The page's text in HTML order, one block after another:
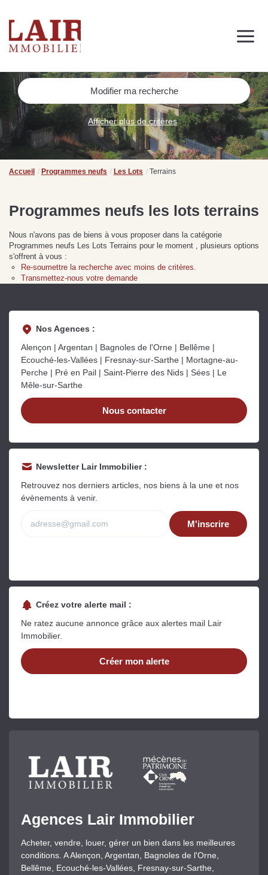
Immobilier
Nous découvrir
Nos services
Contact
Nos actualités
SUIVEZ-NOUS SUR LES RÉSEAUX SOCIAUX
NOS CONSEILS IMMO
pour vous accompagner dans vos projets
Procéder à des travaux
d’isolation à Fresnay-sur-
Sarthe pour booster sa
vente
Se passer d’une
Bagnoles-de-l’Orne :
conséquences ?
Gratuit
Estimez votre bien en ligne.
Rapide et gratuit, recevez votre estimation
en quelques clics.
Estimer mon bien maintenant
Modifier ma recherche
Afficher plus de critères
Accueil Programmes neufs Les Lots Terrains
Programmes neufs les lots terrains
Nous n'avons pas de biens à vous proposer dans la catégorie
Programmes neufs Les Lots Terrains pour le moment , plusieurs options
s'offrent à vous :
Re-soumettre la recherche avec moins de critères.
Transmettez-nous votre demande
Nos Agences :
Alençon | Argentan | Bagnoles de l'Orne | Bellême |
Ecouché-les-Vallées | Fresnay-sur-Sarthe | Mortagne-au-
Perche | Pré en Pail | Saint-Pierre des Nids | Sées | Le
Mêle-sur-Sarthe
Nous contacter
Newsletter Lair Immobilier :
Retrouvez nos derniers articles, nos biens à la une et nos
évènements à venir.
M'inscrire
Créez votre alerte mail :
Ne ratez aucune annonce grâce aux alertes mail Lair
Immobilier.
Créer mon alerte
Agences Lair Immobilier
Acheter, vendre, louer, gérer un bien dans les meilleures
conditions. A Alençon, Argentan, Bagnoles de l'Orne,
Bellême, Ecouché-les-Vallées, Fresnay-sur-Sarthe,